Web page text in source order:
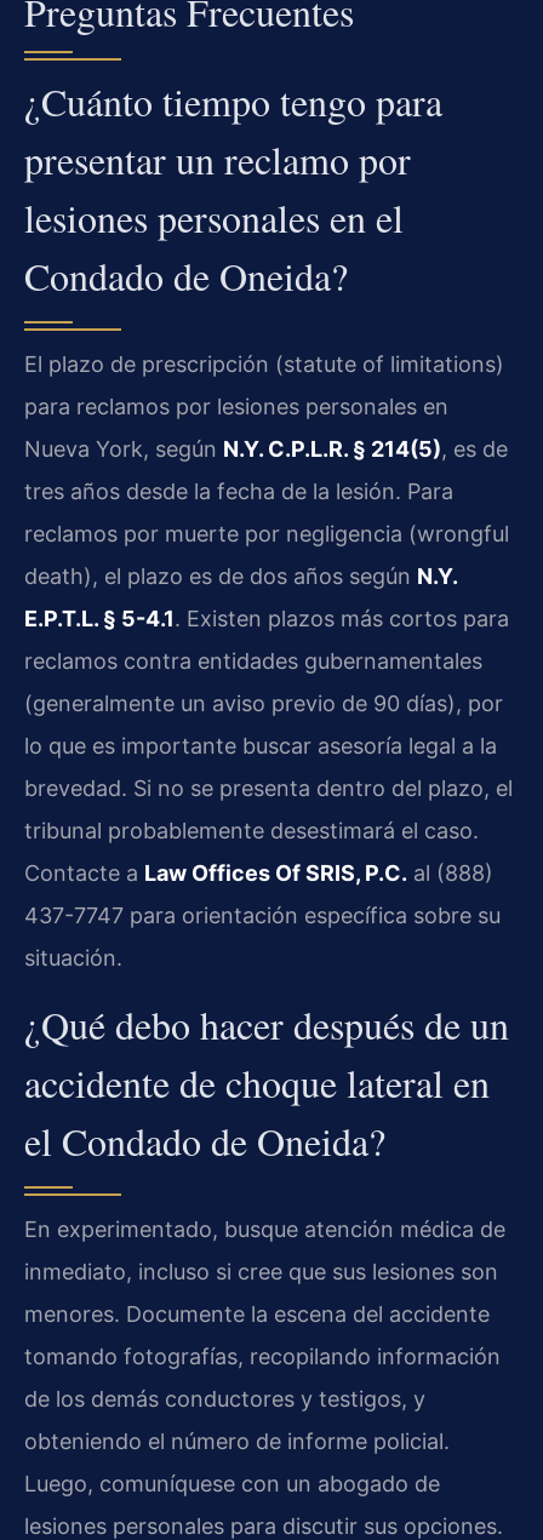
Preguntas Frecuentes
¿Cuánto tiempo tengo para
presentar un reclamo por
lesiones personales en el
Condado de Oneida?
El plazo de prescripción (statute of limitations)
para reclamos por lesiones personales en
Nueva York, según N.Y. C.P.L.R. § 214(5), es de
tres años desde la fecha de la lesión. Para
reclamos por muerte por negligencia (wrongful
death), el plazo es de dos años según N.Y.
E.P.T.L. § 5-4.1. Existen plazos más cortos para
reclamos contra entidades gubernamentales
(generalmente un aviso previo de 90 días), por
lo que es importante buscar asesoría legal a la
brevedad. Si no se presenta dentro del plazo, el
tribunal probablemente desestimará el caso.
Contacte a Law Offices Of SRIS, P.C. al (888)
437-7747 para orientación específica sobre su
situación.
¿Qué debo hacer después de un
accidente de choque lateral en
el Condado de Oneida?
En experimentado, busque atención médica de
inmediato, incluso si cree que sus lesiones son
menores. Documente la escena del accidente
tomando fotografías, recopilando información
de los demás conductores y testigos, y
obteniendo el número de informe policial.
Luego, comuníquese con un abogado de
lesiones personales para discutir sus opciones.